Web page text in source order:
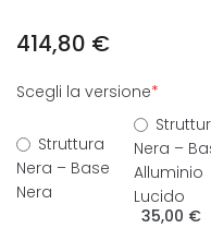
414,80 €
Scegli la versione*
Struttura
Nera – Base
Nera
Nera –
Alluminio
Lucido
35,00 €